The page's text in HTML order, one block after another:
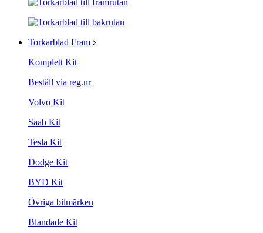
Torkarblad Fram
Komplett Kit
Beställ via reg.nr
Volvo Kit
Saab Kit
Tesla Kit
Dodge Kit
BYD Kit
Övriga bilmärken
Blandade Kit